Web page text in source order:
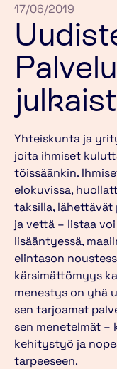
17/06/2019
Yhteiskunta ja
joita ihmiset
töissäänkin.
elokuvissa,
taksilla,
ja vettä – listaa
lisääntyessä,
elintason
kärsimättömyys
menestys on yhä
sen tarjoamat
sen menetelmät –
kehitystyö ja
tarpeeseen.